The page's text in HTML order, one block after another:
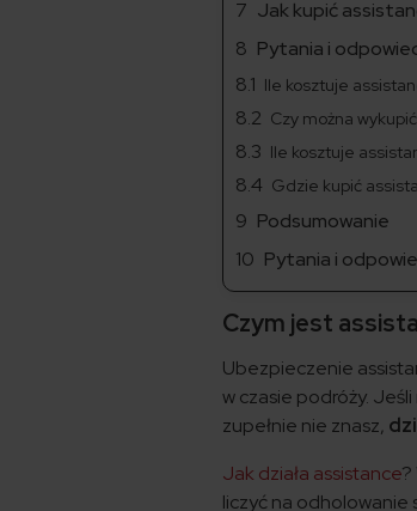
Jak kupić
Pytania i
Ile kosztuje
Czy można
Ile kosztuje
Gdzie kupić
Podsumowanie
Pytania i
Czym jest
Ubezpieczenie
w czasie podróży.
zupełnie nie znasz,
Jak działa assistance
liczyć na odholowanie